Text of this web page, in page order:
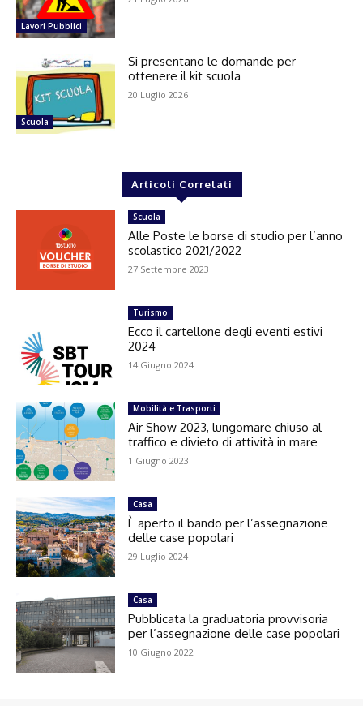
Lavori Pubblici
Scuola
Si presentano le domande per
ottenere il kit scuola
20 Luglio 2026
Articoli Correlati
Scuola
Alle Poste le borse di studio per l’anno
scolastico 2021/2022
27 Settembre 2023
Turismo
Ecco il cartellone degli eventi estivi
2024
14 Giugno 2024
Mobilità e Trasporti
Air Show 2023, lungomare chiuso al
traffico e divieto di attività in mare
1 Giugno 2023
Casa
È aperto il bando per l’assegnazione
delle case popolari
29 Luglio 2024
Casa
Pubblicata la graduatoria provvisoria
per l’assegnazione delle case popolari
10 Giugno 2022